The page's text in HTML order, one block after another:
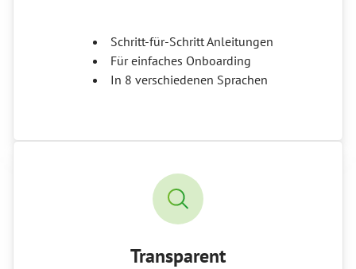
Schritt-für-Schritt Anleitungen
Für einfaches Onboarding
In 8 verschiedenen Sprachen
Transparent